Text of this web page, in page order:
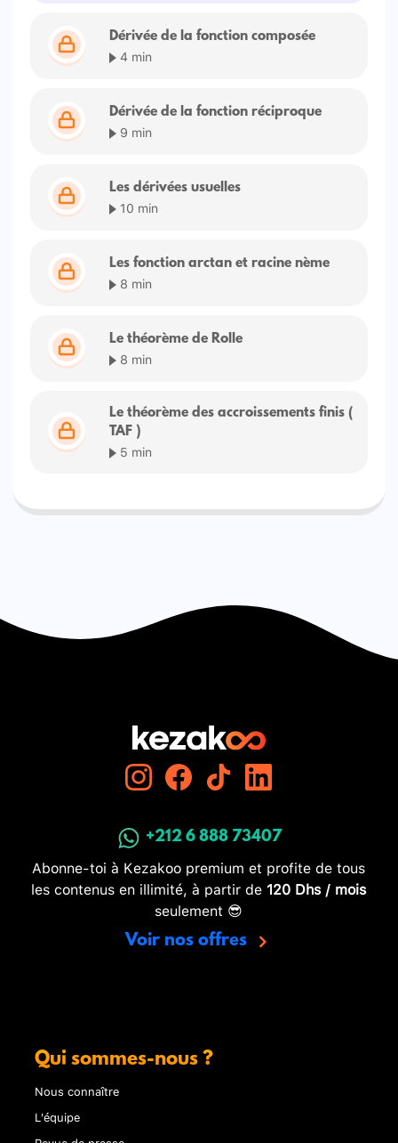
Dérivée de la fonction composée
4 min
Dérivée de la fonction réciproque
9 min
Les dérivées usuelles
10 min
Les fonction arctan et racine nème
8 min
Le théorème de Rolle
8 min
Le théorème des accroissements finis (
TAF )
5 min
+212 6 888 73407
Abonne-toi à Kezakoo premium et profite de tous
les contenus en illimité, à partir de 120 Dhs / mois
seulement 😎
Voir nos offres
Qui sommes-nous ?
Nous connaître
L'équipe